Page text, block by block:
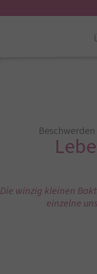
Die winzig kleinen
einzelne